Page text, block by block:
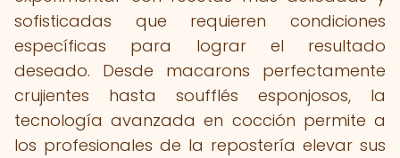
sofisticadas que requieren condiciones
específicas para lograr el resultado
deseado. Desde macarons perfectamente
crujientes hasta soufflés esponjosos, la
tecnología avanzada en cocción permite a
los profesionales de la repostería elevar sus